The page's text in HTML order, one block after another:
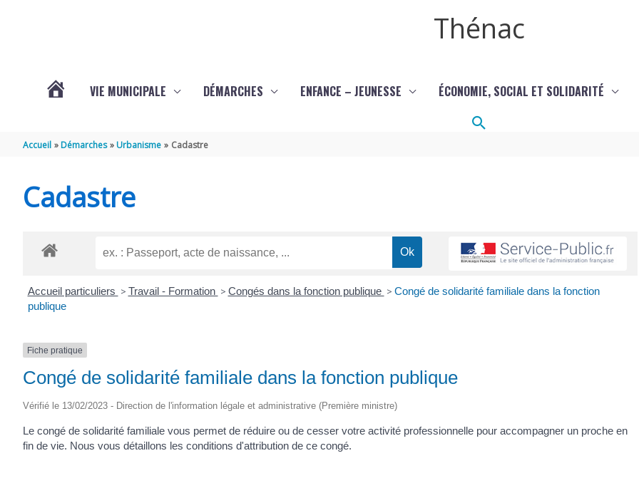
Thénac
THÉNAC
VIE MUNICIPALE DÉMARCHES ENFANCE – JEUNESSE ÉCONOMIE, SOCIAL ET SOLIDARITÉ
Rechercher
Accueil Démarches Urbanisme Cadastre
Cadastre
Accueil particuliers > Travail - Formation > Congés dans la fonction publique > Congé de solidarité familiale dans la fonction
publique
Fiche pratique
Congé de solidarité familiale dans la fonction publique
Vérifié le 13/02/2023 - Direction de l'information légale et administrative (Première ministre)
Le congé de solidarité familiale vous permet de réduire ou de cesser votre activité professionnelle pour accompagner un proche en
fin de vie. Nous vous détaillons les conditions d'attribution de ce congé.